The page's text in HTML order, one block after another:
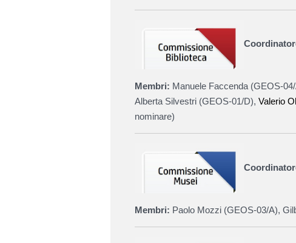
Membri: Manuele Faccenda (GEOS-
Alberta Silvestri (GEOS-01/D), Valerio
nominare)
Membri: Paolo Mozzi (GEOS-03/A),